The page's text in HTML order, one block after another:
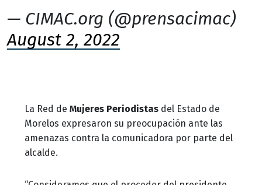
— CIMAC.org (@prensacimac)
August 2, 2022
La Red de Mujeres Periodistas del Estado de
Morelos expresaron su preocupación ante las
amenazas contra la comunicadora por parte del
alcalde.